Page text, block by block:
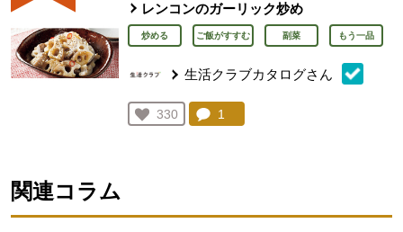
レンコンのガーリック炒め
炒める ご飯がすすむ 副菜 もう一品
生活クラブカタログさん
お気に入り登録：
330
人が登録
コメント：
1
関連コラム